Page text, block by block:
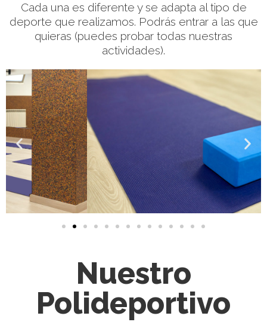
Cada una es diferente y se adapta al tipo de
deporte que realizamos. Podrás entrar a las que
quieras (puedes probar todas nuestras
actividades).
Nuestro
Polideportivo